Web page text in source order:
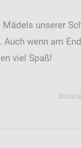
unserer
Auch wenn am
viel Spaß!
30/03/